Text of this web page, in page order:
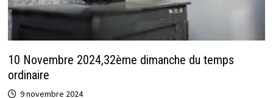
10 Novembre 2024,32ème dimanche du temps
ordinaire
9 novembre 2024